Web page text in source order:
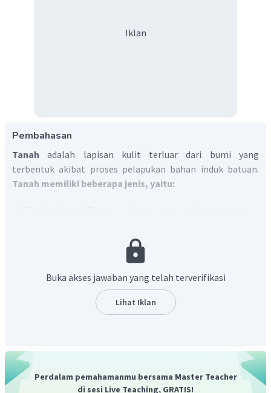
Iklan
Pembahasan
Tanah adalah lapisan kulit terluar dari bumi yang
terbentuk akibat proses pelapukan bahan induk batuan.
Tanah memiliki beberapa jenis, yaitu:
Tanah vulkanis. Tanah ini terbentuk dari abu atau
material vulkanis yang sudah mengalami pelapukan.
tumbuhan yang membusuk.
Tanah organosol atau disebut juga tanah gambut.
Tanah ini terbentuk dari proses pelapukan bahan-
Tanah inseptisol. Tanah ini terbentuk dari batuan
sedimen atau metamorf dengan warna agak
kecoklatan dan kehitaman serta campuran yang agak
Buka akses jawaban yang telah terverifikasi
Lihat Iklan
Perdalam pemahamanmu bersama Master Teacher
di sesi Live Teaching, GRATIS!